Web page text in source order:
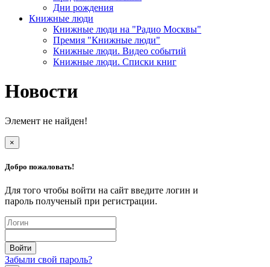
Дни рождения
Книжные люди
Книжные люди на "Радио Москвы"
Премия "Книжные люди"
Книжные люди. Видео событий
Книжные люди. Списки книг
Новости
Элемент не найден!
×
Добро пожаловать!
Для того чтобы войти на сайт введите логин и
пароль полученый при регистрации.
Забыли свой пароль?